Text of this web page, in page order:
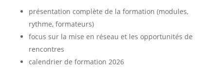
présentation complète de la formation (modules,
rythme, formateurs)
focus sur la mise en réseau et les opportunités de
rencontres
calendrier de formation 2026